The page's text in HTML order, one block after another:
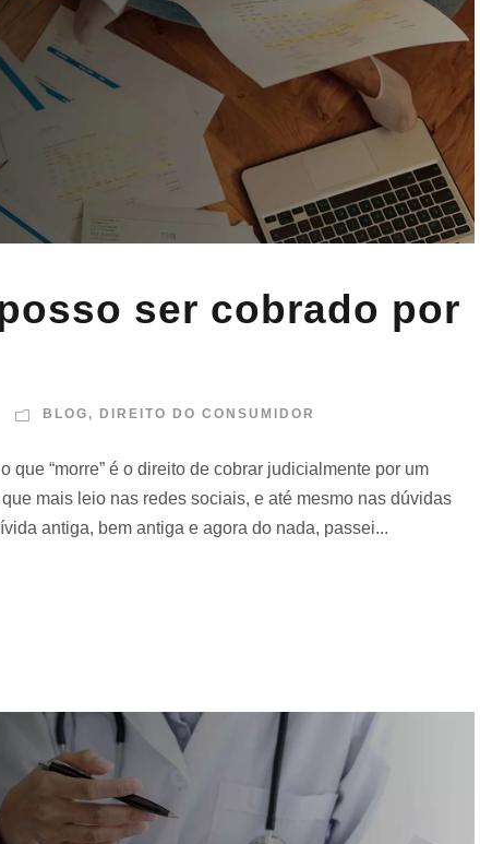
ser cobrado por
BLOG , DIREITO DO CONSUMIDOR
que “morre” é o direito de cobrar judicialmente por um
mais leio nas redes sociais, e até mesmo nas dúvidas
antiga, bem antiga e agora do nada, passei...